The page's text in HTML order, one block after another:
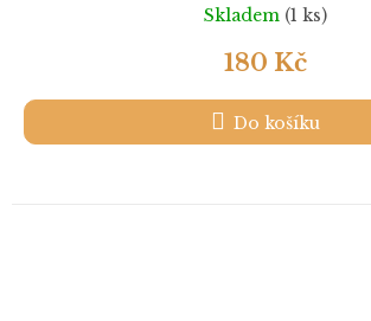
Skladem (1 ks)
180 Kč
Do košíku